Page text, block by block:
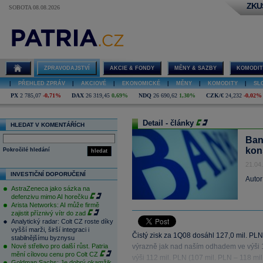
SOBOTA 08.08.2026
ZPRAVODAJSTVÍ AKCIE & FONDY MĚNY & SAZBY
PŘEHLED ZPRÁV AKCIOVÉ EKONOMICKÉ MĚNY KOMODITY
PX 2 785,07 -0,71% DAX 26 319,45 0,69% NDQ 26 690,62 1,30% CZK/€ 24,232 -0,02%
HLEDAT V KOMENTÁŘÍCH
hledat
Pokročilé hledání
INVESTIČNÍ DOPORUČENÍ
AstraZeneca jako sázka na
defenzivu mimo AI horečku
Arista Networks: AI může firmě
zajistit příznivý vítr do zad
Analytický radar: Colt CZ roste díky
vyšší marži, širší integraci i
stabilnějšímu byznysu
Nové střelivo pro další růst. Patria
mění cílovou cenu pro Colt CZ
Detail - články
Čistý zisk za 1Q08 dosáhl 127,0 mil.
výrazně jak nad naším odhadem ve
výši 112 mil. PLN (107 mil. PLN – 118